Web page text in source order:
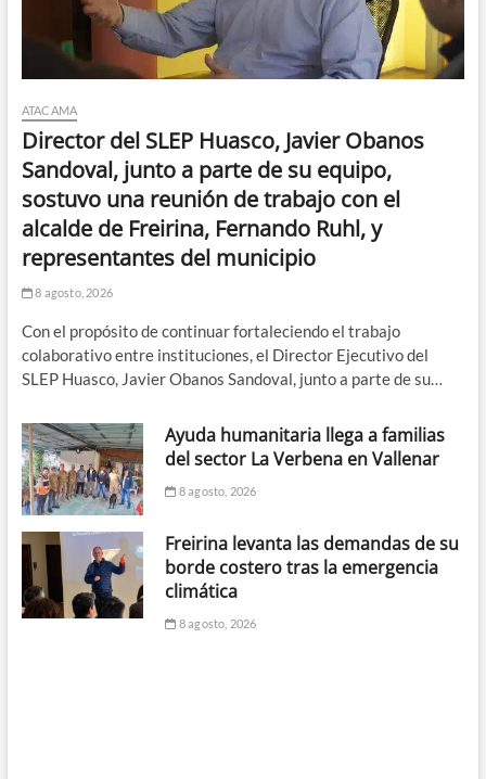
ATACAMA
Director del SLEP Huasco, Javier Obanos
Sandoval, junto a parte de su equipo,
sostuvo una reunión de trabajo con el
alcalde de Freirina, Fernando Ruhl, y
representantes del municipio
8 agosto, 2026
Con el propósito de continuar fortaleciendo el trabajo
colaborativo entre instituciones, el Director Ejecutivo del
SLEP Huasco, Javier Obanos Sandoval, junto a parte de su…
Ayuda humanitaria llega a familias
del sector La Verbena en Vallenar
8 agosto, 2026
Freirina levanta las demandas de su
borde costero tras la emergencia
climática
8 agosto, 2026